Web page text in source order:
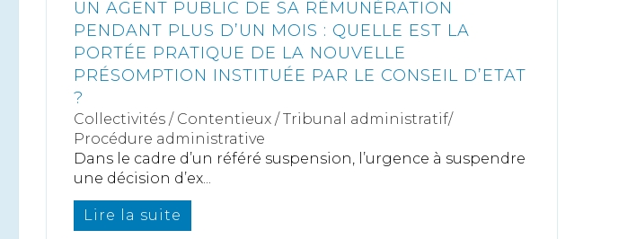
UN AGENT PUBLIC DE SA RÉMUNÉRATION
PENDANT PLUS D’UN MOIS : QUELLE EST LA
PORTÉE PRATIQUE DE LA NOUVELLE
PRÉSOMPTION INSTITUÉE PAR LE CONSEIL D’ETAT
?
Collectivités / Contentieux /Tribunal administratif/
Procédure administrative
Dans le cadre d’un référé suspension, l’urgence à suspendre
une décision d’ex...
Lire la suite